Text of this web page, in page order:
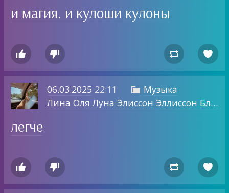
и магия. и кулоши кулоны
   
06.03.2025 22:11  Музыка
Лина Оля Луна Элиссон Эллиссон Блог о том, о чем хочу.
легче
   